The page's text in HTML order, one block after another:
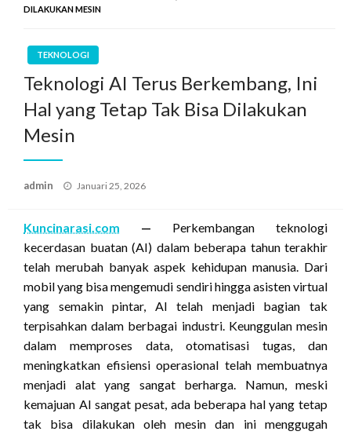
DILAKUKAN MESIN
TEKNOLOGI
Teknologi AI Terus Berkembang, Ini
Hal yang Tetap Tak Bisa Dilakukan
Mesin
admin
Posted
Januari 25, 2026
Kuncinarasi.com — Perkembangan teknologi
kecerdasan buatan (AI) dalam beberapa tahun terakhir
telah merubah banyak aspek kehidupan manusia. Dari
mobil yang bisa mengemudi sendiri hingga asisten virtual
yang semakin pintar, AI telah menjadi bagian tak
terpisahkan dalam berbagai industri. Keunggulan mesin
dalam memproses data, otomatisasi tugas, dan
meningkatkan efisiensi operasional telah membuatnya
menjadi alat yang sangat berharga. Namun, meski
kemajuan AI sangat pesat, ada beberapa hal yang tetap
tak bisa dilakukan oleh mesin dan ini menggugah